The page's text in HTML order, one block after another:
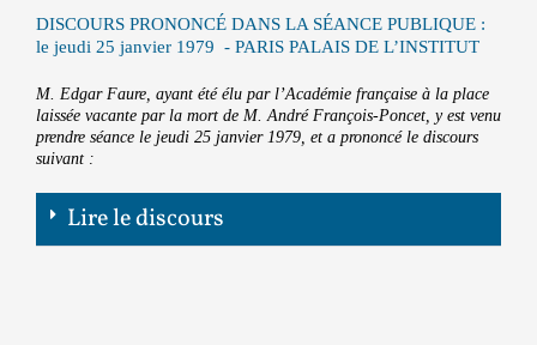
DISCOURS PRONONCÉ DANS LA SÉANCE PUBLIQUE :
le jeudi 25 janvier 1979 - PARIS PALAIS DE L’INSTITUT
M. Edgar Faure, ayant été élu par l’Académie française à la place
laissée vacante par la mort de M. André François-Poncet, y est venu
prendre séance le jeudi 25 janvier 1979, et a prononcé le discours
suivant :
Lire le discours